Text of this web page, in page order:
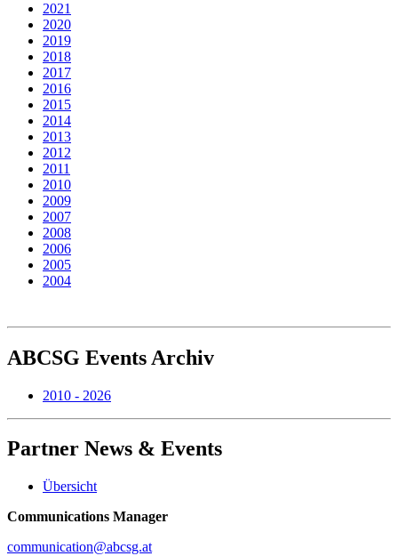
2021
2020
2019
2018
2017
2016
2015
2014
2013
2012
2011
2010
2009
2007
2008
2006
2005
2004
ABCSG Events Archiv
2010 - 2026
Partner News & Events
Übersicht
Communications Manager
communication@abcsg.at